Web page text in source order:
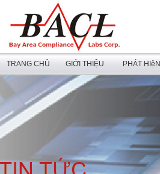
TRANG CHỦ GIỚI THIỆU PHÁT HIệN